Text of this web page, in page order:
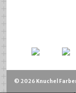
© 2026 Knuchel